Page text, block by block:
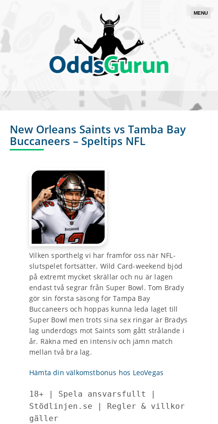
MENU
New Orleans Saints vs Tamba Bay
Buccaneers – Speltips NFL
Vilken sporthelg vi har framför oss när NFL-
slutspelet fortsätter. Wild Card-weekend bjöd
på extremt mycket skrällar och nu är lagen
endast två segrar från Super Bowl. Tom Brady
gör sin första säsong för Tampa Bay
Buccaneers och hoppas kunna leda laget till
Super Bowl men trots sina sex ringar är Bradys
lag underdogs mot Saints som gått strålande i
år. Räkna med en intensiv och jämn match
mellan två bra lag.
Hämta din välkomstbonus hos LeoVegas
18+ | Spela ansvarsfullt |
Stödlinjen.se | Regler & villkor
gäller